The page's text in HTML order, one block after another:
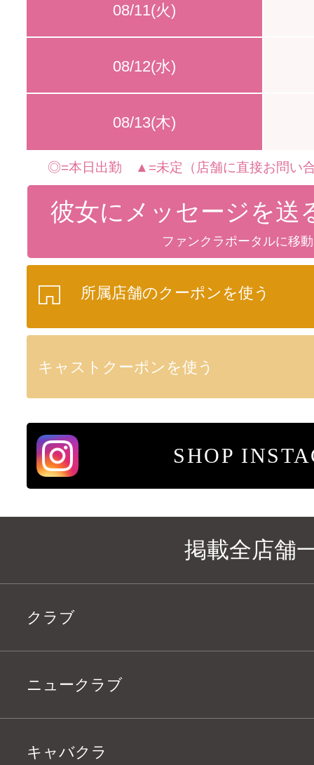
08/11(火)
08/12(水)
08/13(木)
◎=本日出勤 ▲=未定（店舗に直接お問い
彼女にメッセージを送
ファンクラポータルに移
所属店舗のクーポンを使う
キャストクーポンを使う
SHOP
掲載全店舗
クラブ
ニュークラブ
キャバクラ